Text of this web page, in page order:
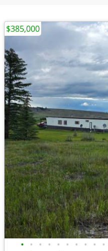
• • • • • • • • • •
$385,000